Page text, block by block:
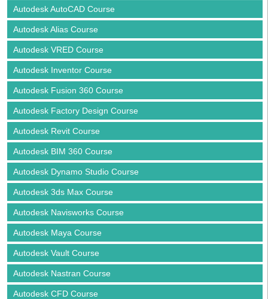
Autodesk AutoCAD Course
Autodesk Alias Course
Autodesk VRED Course
Autodesk Inventor Course
Autodesk Fusion 360 Course
Autodesk Factory Design Course
Autodesk Revit Course
Autodesk BIM 360 Course
Autodesk Dynamo Studio Course
Autodesk 3ds Max Course
Autodesk Navisworks Course
Autodesk Maya Course
Autodesk Vault Course
Autodesk Nastran Course
Autodesk CFD Course